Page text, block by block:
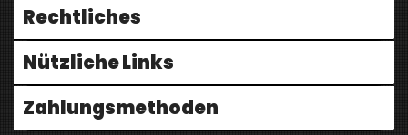
Rechtliches
Nützliche Links
Zahlungsmethoden